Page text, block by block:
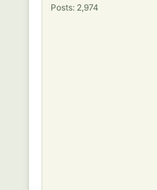
Posts: 2,974